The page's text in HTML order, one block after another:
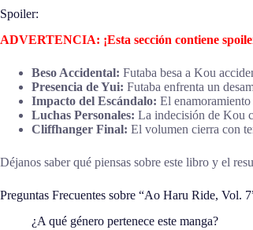
Spoiler:
ADVERTENCIA: ¡Esta sección contiene
Beso Accidental: Futaba besa a Kou
Presencia de Yui: Futaba enfrenta un
Impacto del Escándalo: El enamoramiento
Luchas Personales: La indecisión de Kou
Cliffhanger Final: El volumen cierra con
Déjanos saber qué piensas sobre este libro y el
Preguntas Frecuentes sobre “Ao Haru Ride, Vol.
¿A qué género pertenece este manga?